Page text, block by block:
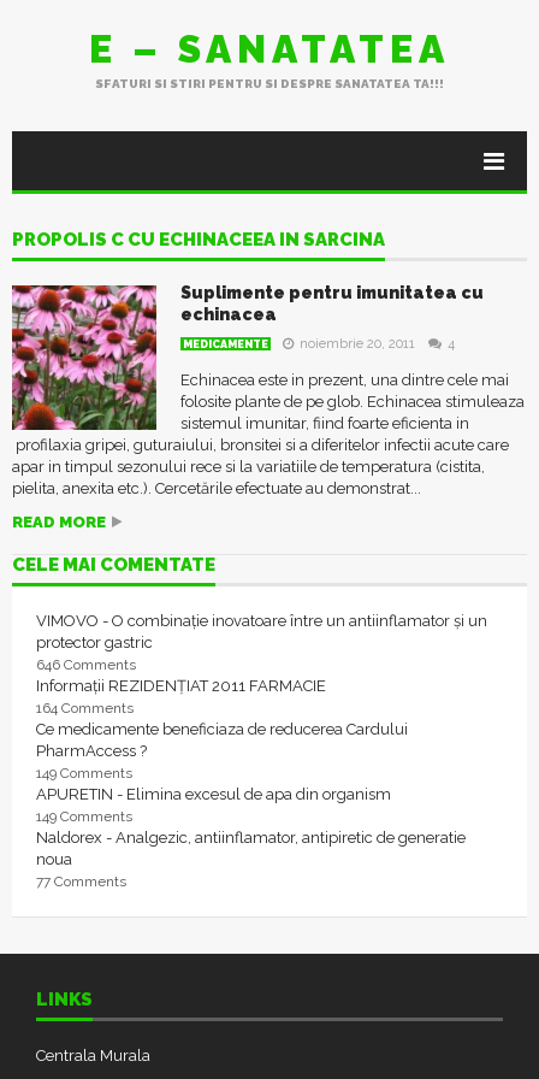
E – SANATATEA
SFATURI SI STIRI PENTRU SI DESPRE SANATATEA TA!!!
PROPOLIS C CU ECHINACEEA IN SARCINA
Suplimente pentru imunitatea cu
echinacea
MEDICAMENTE noiembrie 20, 2011 4
Echinacea este in prezent, una dintre cele mai
folosite plante de pe glob. Echinacea stimuleaza
sistemul imunitar, fiind foarte eficienta in
profilaxia gripei, guturaiului, bronsitei si a diferitelor infectii acute care
apar in timpul sezonului rece si la variatiile de temperatura (cistita,
pielita, anexita etc.). Cercetările efectuate au demonstrat...
READ MORE
CELE MAI COMENTATE
VIMOVO - O combinație inovatoare între un antiinflamator și un
protector gastric
646 Comments
Informații REZIDENȚIAT 2011 FARMACIE
164 Comments
Ce medicamente beneficiaza de reducerea Cardului
PharmAccess ?
149 Comments
APURETIN - Elimina excesul de apa din organism
149 Comments
Naldorex - Analgezic, antiinflamator, antipiretic de generatie
noua
77 Comments
LINKS
Centrala Murala